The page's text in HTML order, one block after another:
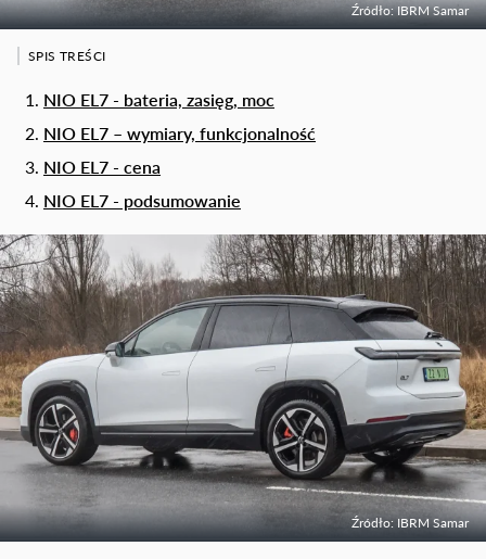
Źródło: IBRM Samar
SPIS TREŚCI
NIO EL7 - bateria, zasięg, moc
NIO EL7 – wymiary, funkcjonalność
NIO EL7 - cena
NIO EL7 - podsumowanie
Źródło: IBRM Samar